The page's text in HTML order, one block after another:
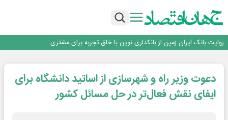
اجرای برنامه تحول بانک با تمرکز بر منابع پایدار، درآمدهای کارمزدی و بازسازی اعتماد
داد
روایت بانک ایران زمین از بانکداری نوین با خلق تجربه برای مشتری
سرپرست اداره کل روابط عمومی بیمه مرکزی منصوب شد
اجرای برنامه تحول بانک با تمرکز بر منابع پایدار، درآمدهای کارمزدی و بازسازی اعتماد
مشتریان
بانک مهر ایران بیش از ۷۰ میلیارد تومان به برنامه‌های مسئولیت اجتماعی اختصاص
دعوت وزیر راه و شهرسازی از اساتید دانشگاه برای
ایفای نقش فعال‌تر در حل مسائل کشور